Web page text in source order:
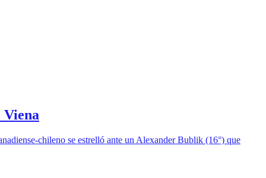
Viena
chileno se estrelló ante un Alexander Bublik (16°) que